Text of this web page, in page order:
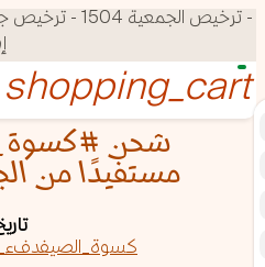
- ترخيص جمع التبرعات 6253
مستفيدًا من
تاريخ
#كسوة_الصيف